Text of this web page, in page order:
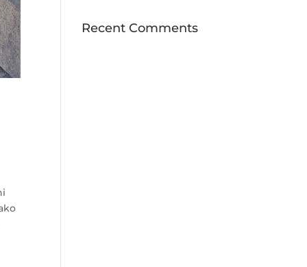
Recent Comments